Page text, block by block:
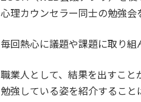
心理カウンセラー同士の勉強会
毎回熱心に議題や課題に取り組
職業人として、結果を出すこと
勉強している姿を紹介すること